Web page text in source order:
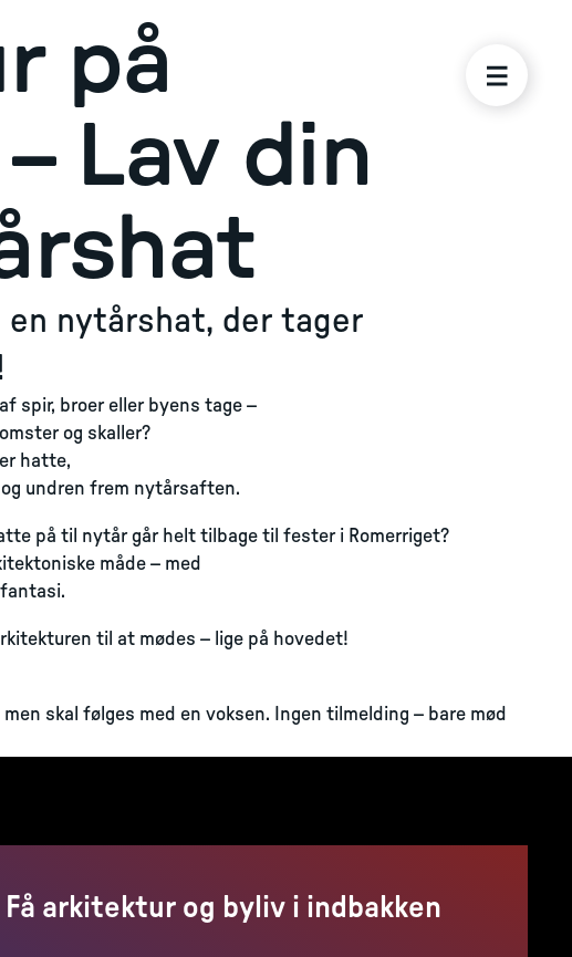
på
Lav din
en nytårshat, der tager
spir, broer eller byens tage –
og skaller?
hatte,
undren frem nytårsaften.
på til nytår går helt tilbage til fester i Romerriget?
måde – med
til at mødes – lige på hovedet!
skal følges med en voksen. Ingen tilmelding – bare mød
Få arkitektur og byliv i indbakken